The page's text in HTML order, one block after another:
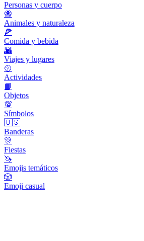
Personas y cuerpo
🐝
Animales y naturaleza
🍕
Comida y bebida
🌇
Viajes y lugares
🥎
Actividades
📙
Objetos
💯
Símbolos
🇺🇸
Banderas
🎊
Fiestas
🦄
Emojis temáticos
🎲
Emoji casual